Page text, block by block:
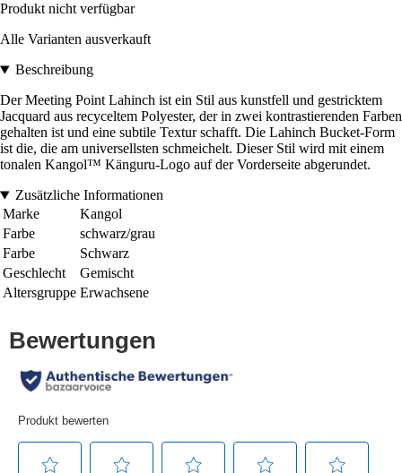
Produkt nicht verfügbar
Alle Varianten ausverkauft
Beschreibung
Der Meeting Point Lahinch ist ein Stil aus kunstfell und gestricktem
Jacquard aus recyceltem Polyester, der in zwei kontrastierenden Farben
gehalten ist und eine subtile Textur schafft. Die Lahinch Bucket-Form
ist die, die am universellsten schmeichelt. Dieser Stil wird mit einem
tonalen Kangol™ Känguru-Logo auf der Vorderseite abgerundet.
Zusätzliche Informationen
Marke
Kangol
Farbe
schwarz/grau
Farbe
Schwarz
Geschlecht
Gemischt
Altersgruppe Erwachsene